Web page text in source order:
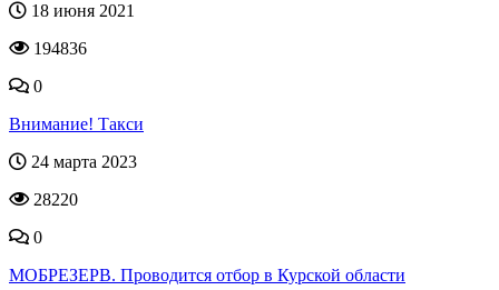
18 июня 2021
194836
0
Внимание! Такси
24 марта 2023
28220
0
МОБРЕЗЕРВ. Проводится отбор в Курской области